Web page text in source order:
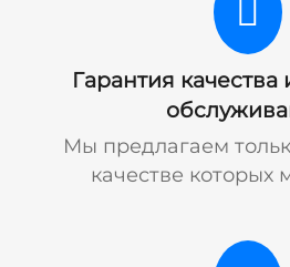
Гарантия
Мы предлагаем
качестве которых